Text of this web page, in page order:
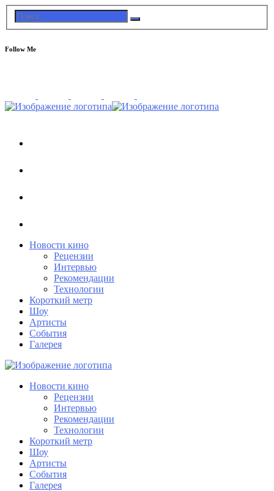
Follow Me
Новости кино
Рецензии
Интервью
Рекомендации
Технологии
Короткий метр
Шоу
Артисты
События
Галерея
Новости кино
Рецензии
Интервью
Рекомендации
Технологии
Короткий метр
Шоу
Артисты
События
Галерея